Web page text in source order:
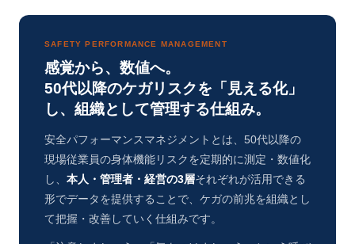
SAFETY PERFORMANCE MANAGEMENT
感覚から、数値へ。
50代以降のケガリスクを「見える化」
し、組織として管理する仕組み。
安全パフォーマンスマネジメントとは、50代以降の
現場従業員の身体機能リスクを定期的に測定・数値化
し、 本人・管理者・経営の3層それぞれが活用できる
形でデータを提供することで、ケガの前兆を組織とし
て把握・改善していく仕組みです。